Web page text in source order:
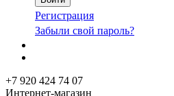
Регистрация
Забыли свой пароль?
+7 920 424 74 07
Интернет-магазин